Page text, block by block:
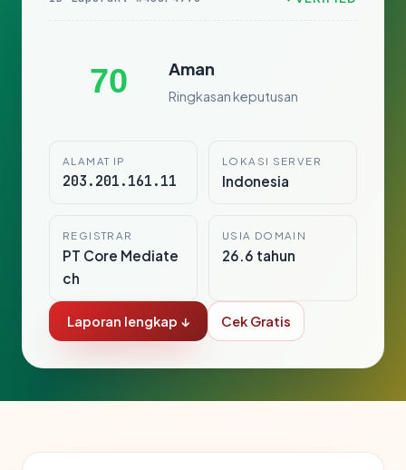
70 Aman
Ringkasan keputusan
ALAMAT IP
203.201.161.11
LOKASI SERVER
Indonesia
REGISTRAR
PT Core Mediate
ch
USIA DOMAIN
26.6 tahun
Laporan lengkap ↓ Cek Gratis